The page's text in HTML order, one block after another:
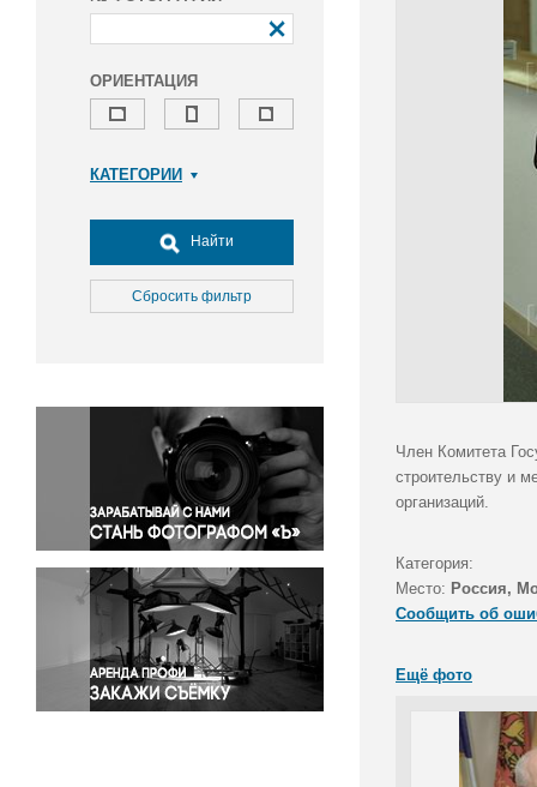
ОРИЕНТАЦИЯ
КАТЕГОРИИ
Досуг, туризм и отдых
Культура
Медицина
Окружающая среда
Политика
Правосудие
Происшествия и конфликты
Религия
Светская жизнь
Спорт
Экология
Экономика и бизнес
Найти
Сбросить фильтр
Член Комитета
строительству и
организаций.
Категория:
Место: Россия,
Сообщить об
Ещё фото